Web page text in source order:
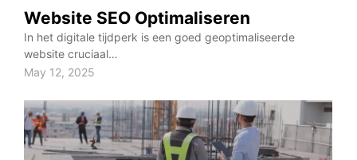
Website SEO Optimaliseren
In het digitale tijdperk is een goed geoptimaliseerde
website cruciaal…
May 12, 2025